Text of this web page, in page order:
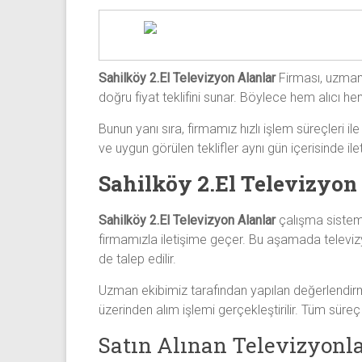
Sahilköy 2.El Televizyon AlanlarFirması,
doğru fiyat teklifini sunar. Böylece hem alıcı
Bunun yanı sıra, firmamız hızlı işlem
ve uygun görülen teklifler aynı gün içerisinde
Sahilköy 2.El
Sahilköy 2.El Televizyon Alanlarçalışma
firmamızla iletişime geçer. Bu aşamada
de talep edilir.
Uzman ekibimiz tarafından yapılan
üzerinden alım işlemi gerçekleştirilir. Tüm
Satın Alınan